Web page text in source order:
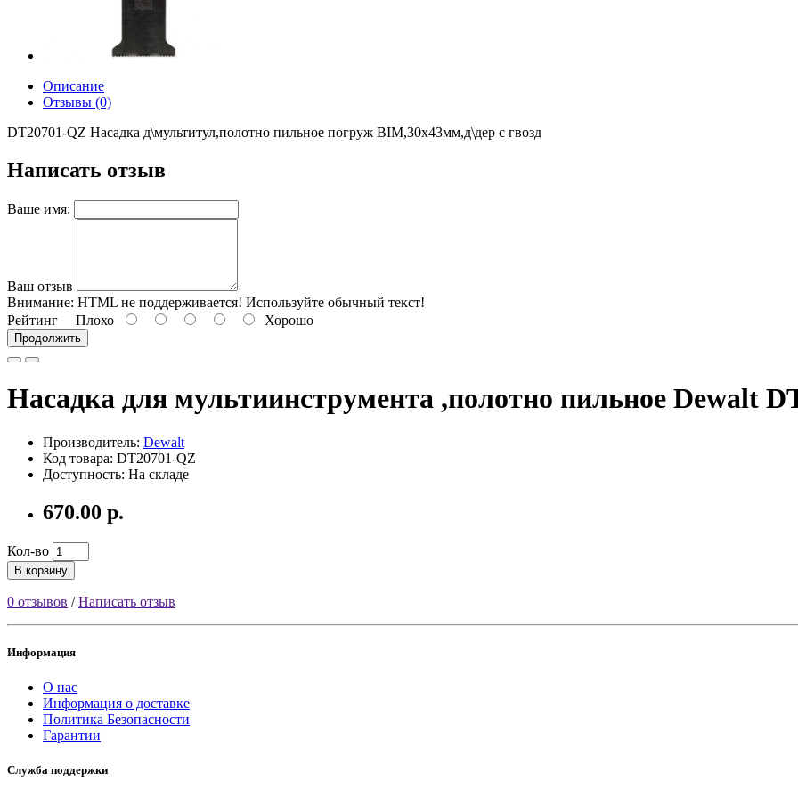
Описание
Отзывы (0)
DT20701-QZ Насадка д\мультитул,полотно пильное погруж BIM,30х43мм,д\дер с гвозд
Написать отзыв
Ваше имя:
Ваш отзыв
Внимание: HTML не поддерживается! Используйте обычный текст!
Рейтинг Плохо Хорошо
Продолжить
Насадка для мультиинструмента ,полотно пильное Dewalt
Производитель: Dewalt
Код товара: DT20701-QZ
Доступность: На складе
670.00 р.
Кол-во
В корзину
0 отзывов /Написать отзыв
Информация
О нас
Информация о доставке
Политика Безопасности
Гарантии
Служба поддержки